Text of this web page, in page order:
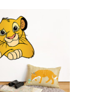
Klikni za detalje